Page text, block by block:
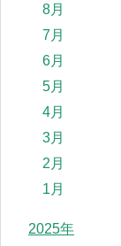
8月
7月
6月
5月
4月
3月
2月
1月
2025年